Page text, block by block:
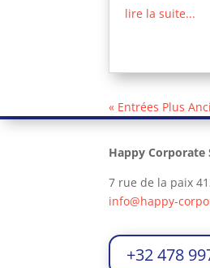
lire la suite...
« Entrées Plus
Happy Corporate
7 rue de la paix
info@happy-
+32 478